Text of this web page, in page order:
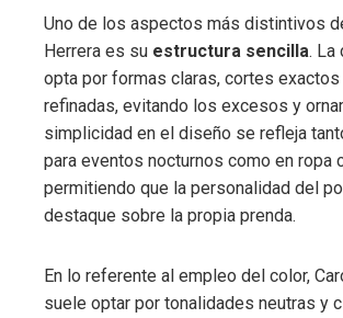
Uno de los aspectos más distintivos
Herrera es su estructura sencilla. La
opta por formas claras, cortes
refinadas, evitando los excesos y
simplicidad en el diseño se refleja
para eventos nocturnos como en ropa
permitiendo que la personalidad del
destaque sobre la propia prenda.
En lo referente al empleo del color,
suele optar por tonalidades neutras y